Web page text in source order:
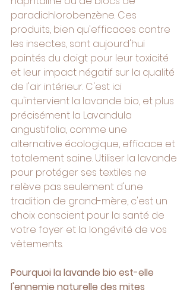
paradichlorobenzène. Ces
produits, bien qu'efficaces contre
les insectes, sont aujourd'hui
pointés du doigt pour leur toxicité
et leur impact négatif sur la qualité
de l'air intérieur. C'est ici
qu'intervient la lavande bio, et plus
précisément la Lavandula
angustifolia, comme une
alternative écologique, efficace et
totalement saine. Utiliser la lavande
pour protéger ses textiles ne
relève pas seulement d'une
tradition de grand-mère, c'est un
choix conscient pour la santé de
votre foyer et la longévité de vos
vêtements.
Pourquoi la lavande bio est-elle
l'ennemie naturelle des mites